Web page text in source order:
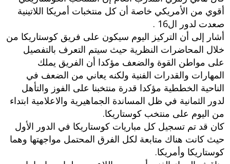
أقوي من الأمريكي خاصة أن كل منتخبات أمريكا اللاتينية
صعدت لدور ال16 .
أشار إلى أن التركيز اليوم سيكون على فريق كوستاريكا من
خلال المحاضرات النظرية حيث سيتم التعرف بالتفصيل
على مواطن القوة والضعف مؤكدا أن الفريق يملك
المهارات والقدرات الفنية ولكنه يعاني من الضعف في
الناحية الخططية مؤكدا قدرة منتخبنا على الفوز والتأهل
لدور الثمانية في ظل المساندة الجماهيرية والاعلامية ابتداء
من اليوم على منتخب كوستاريكا.
كان قد تم تسجيل كل مباريات كوستاريكا في الدور الأول
حيث كانت هناك متابعة لكل الفرق المحتمل مواجهتها وهما
كوستاريكا وأمريكا.